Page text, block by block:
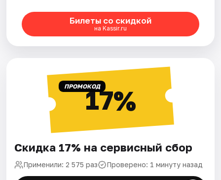
Билеты со скидкой
на Kassir.ru
ПРОМОКОД17%
Скидка 17% на сервисный сбор
Применили: 2 575 раз Проверено: 1 минуту назад